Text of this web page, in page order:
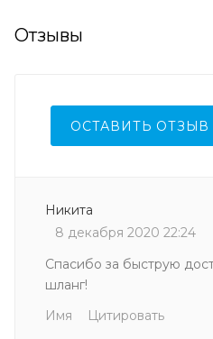
Отзывы
ОСТАВИТЬ ОТЗЫВ
Никита
8 декабря 2020 22:24
Спасибо за быструю
шланг!
Имя
Цитировать